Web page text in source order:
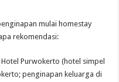
mulai homestay
rekomendasi:
Hotel Purwokerto (hotel simpel
penginapan keluarga di